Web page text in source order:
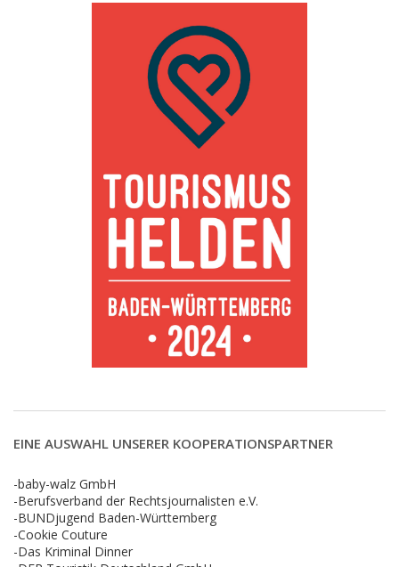
EINE AUSWAHL UNSERER KOOPERATIONSPARTNER
-baby-walz GmbH
-Berufsverband der Rechtsjournalisten e.V.
-BUNDjugend Baden-Württemberg
-Cookie Couture
-Das Kriminal Dinner